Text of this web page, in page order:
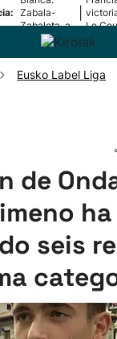
Zabala-
Zabaleta, a
la final
Le
Pienaar
Eusko Label Liga
de
ha
seis